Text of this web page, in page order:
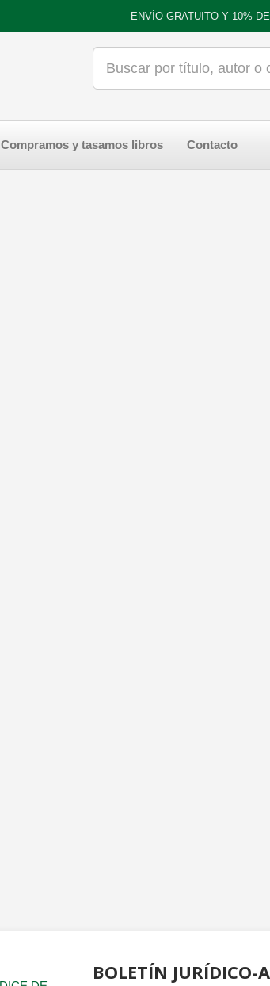
ENVÍO GRATUITO Y 10%
Compramos y tasamos libros Contacto
BOLETÍN JURÍDICO-